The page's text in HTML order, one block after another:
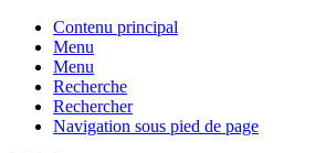
Contenu principal
Menu
Menu
Recherche
Rechercher
Navigation sous pied de page